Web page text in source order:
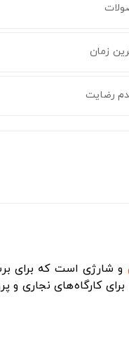
زمان
رضایت
و شارژی است که برای
برای کارگاه‌های نجاری